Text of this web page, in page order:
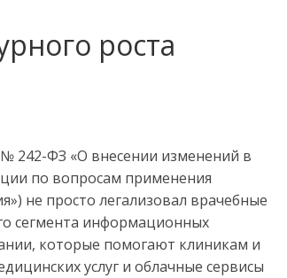
роста
242-ФЗ «О внесении изменений в
по вопросам применения
не просто легализовал врачебные
сегмента информационных
которые помогают клиникам и
услуг и облачные сервисы